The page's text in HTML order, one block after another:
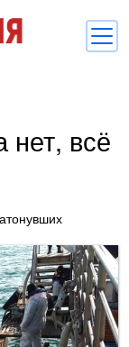
нет, всё